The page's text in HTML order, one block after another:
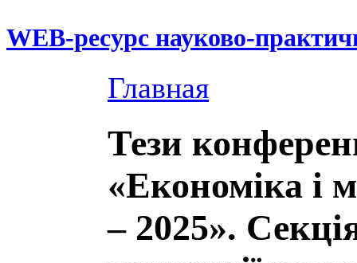
WEB-ресурс науково-
Главная
Тези
«Економіка і
– 2025».